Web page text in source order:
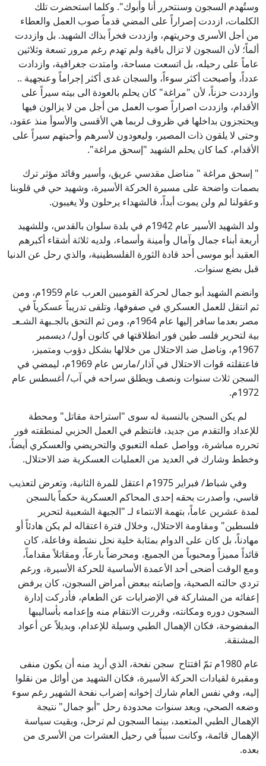
وستُهدم السجون وسنتحرر أنا وأبوك". وكلما استحضرت تلك
الكلمات، ازددت إصراراً على المضي قدماً صوب العمل والعطاء
من أجل الأسرى وحريتهم، وازددت فخراً بذاك الشهيد. بل وازددت
ألماً؛ لأن السجون لا تزال باقية ولم تهدم رغم مرور تسعة وثلاثين
عاماً على رحيله، بل اتسعت مساحة، وامتدت جغرافية، وازدادت
عدداً، وأصبحت أكثر سوءاً، والسجان غدى أكثر إجراماً وعنجهية ..
وازددت حزناً، لأن "مراغة" كان يحلم بالعودة الى بيته سيراً على
الأقدام، وازددت اصراراً صوب العمل من أجل من لا يزالون فيها
ويحتجزون بداخلها في ظروف لربما هي الأقسى والأسوأ منذ عقود،
وحتى لا يلقون ذات المصير، وليعودون لأسرهم وأحبتهم سيراً على
الأقدام، كما كان يحلم الشهيد "إسحق مراغة".
" إسحق مراغة " مناضل مقدسي عريق، وأسير وقائد مؤثر ترك
بصمات واضحة على مسيرة الحركة الأسيرة، وشهيد حي في قلوبنا
وعقولنا لم ولن يموت أبداً، فالشهداء يرحلون ولا يغيبون.
ولد الشهيد الأسير عام 1942م في بلدة سلوان بالقدس، وللشهيد
أربعة أبناء جمال وآمال وأمينة وأسماء، ولديه ثلاثة أشقاء أكبرهم
العقيد أبو موسى أحد قادة الثورة الفلسطينية، والذي رحل عن الدنيا
قبل بضع سنوات.
وانضم الشهيد أبو جمال لحركة القوميين العرب عام 1959م، ومن
ثم انتقل للعمل العسكري في صفوفها، وتلقى تدريباً عسكرياً في
مصر بعدما سافر إليها عام 1964م، ومن ثم التحق بالجـبهة الشـعـ
بية لتحرير فلسـ طين فور انطلاقتها في كانون أول/ ديسمبر
1967م، وناضل ضد الاحتلال من خلالها بشكل دؤوب ومتميز،
فاعتقلته قوات الاحتلال في آذار/مارس عام 1969م، ليمضي في
السجن ثلاث سنوات ونصف ويطلق سراحه في آب/ أغسطس عام
1972م.
لم يكن السجن بالنسبة له سوى "استراحة مقاتل" ومحطة
للإعداد والتقدم من جديد، فانتظم في العمل الحزبي لمنطقته فور
تحرره مباشرة، وواصل عمله التعبوي والتحريضي والعسكري أيضاً،
وخطط وشارك في العديد من العمليات العسكرية ضد الاحتلال.
وفي شباط/ فبراير 1975م اعتقل للمرة الثانية، وتعرض لتعذيب
قاسي، وأصدرت بحقه إحدى المحاكم العسكرية حكماً بالسجن
لمدة عشرين عاماً، بتهمة الانتماء لـ "الجبهة الشعبية لتحرير
فلسطين" ومقاومة الاحتلال، وخلال فترة اعتقاله لم يكن هادئاً أو
مهادناً، بل كان على الدوام بمثابة خلية نحل نشطة وفاعلة، كان
قائداً مميزاً ومحبوباً من الجميع، ومحرضاً بارعاً، ومقاتلاً مقداماً،
ومع الوقت أضحى أحد الأعمدة الأساسية للحركة الأسيرة، ورغم
تردي حالته الصحية، وإصابته ببعض أمراض السجون، كان يرفض
إعفائه من المشاركة في الإضرابات عن الطعام، فأدركت إدارة
السجون دوره ومكانته، وقررت الانتقام منه وإعدامه بأساليبها
المفضوحة، فكان الإهمال الطبي وسيلة للإعدام، وبديلاً عن أعواد
المشنقة.
عام 1980م تمّ افتتاح سجن نفحة، الذي أريد منه أن يكون منفى
ومقبرة لقيادات الحركة الأسيرة، فكان الشهيد من أوائل من نقلوا
إليه، وفي نفس العام شارك إخوانه إضراب نفحة الشهير رغم سوء
وضعه الصحي، وبعد سنوات محدودة رحل "أبو جمال" نتيجة
الإهمال الطبي المتعمد، بينما السجون لم ترحل، وبقيت سياسة
الإهمال قائمة، وكانت سبباً في رحيل العشرات من الأسرى من
بعده.